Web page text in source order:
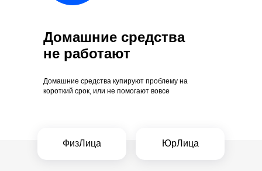
Домашние средства
не работают
Домашние средства купируют проблему на
короткий срок, или не помогают вовсе
ФизЛица ЮрЛица